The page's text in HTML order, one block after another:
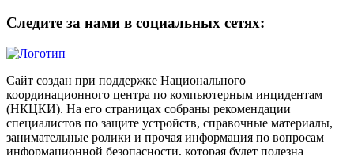
Следите за нами в социальных сетях:
Сайт создан при поддержке Национального
координационного центра по компьютерным инцидентам
(НКЦКИ). На его страницах собраны рекомендации
специалистов по защите устройств, справочные материалы,
занимательные ролики и прочая информация по вопросам
информационной безопасности, которая будет полезна